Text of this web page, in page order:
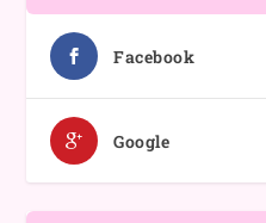
Facebook
Google